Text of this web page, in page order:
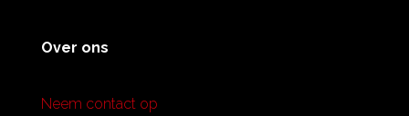
Over ons
Neem contact op